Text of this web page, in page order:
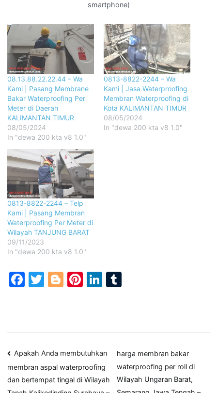
smartphone)
08.13.88.22.22.44 – Wa
Kami | Pasang Membrane
Bakar Waterproofing Per
Meter di Daerah
KALIMANTAN TIMUR
08/05/2024
In "dewa 200 kta v8 1.0"
0813-8822-2244 – Wa
Kami | Jasa Waterproofing
Membran Waterproofing di
Kota KALIMANTAN TIMUR
08/05/2024
In "dewa 200 kta v8 1.0"
0813-8822-2244 – Telp
Kami | Pasang Membran
Waterproofing Per Meter di
Wilayah TANJUNG BARAT
09/11/2023
In "dewa 200 kta v8 1.0"
Facebook
Twitter
Blogger
Pinterest
LinkedIn
Post
navigation
Apakah Anda membutuhkan
membran aspal waterproofing
dan bertempat tingal di Wilayah
harga membran bakar
waterproofing per roll di
Wilayah Ungaran Barat,